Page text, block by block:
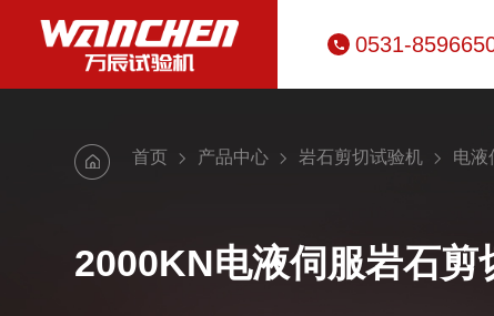
0531-
首页 产品中心 岩石剪切试验机 电液
2000KN电液伺服岩石剪